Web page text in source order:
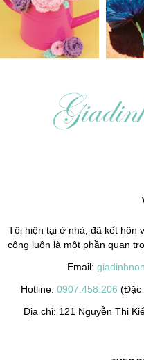
Tôi hiện tại ở nhà, đã kết hôn
công luôn là một phần quan
Email:
Hotline: 0907.458.206 (Đặc
Địa chỉ: 121 Nguyễn Thị